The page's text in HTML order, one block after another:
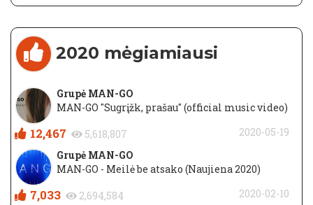
2020 mėgiamiausi
Grupė MAN-GO
MAN-GO "Sugrįžk, prašau" (official music video)
12,467 5,618,807
2020-05-19
Grupė MAN-GO
MAN-GO - Meilė be atsako (Naujiena 2020)
7,033 2,694,584
2020-02-10